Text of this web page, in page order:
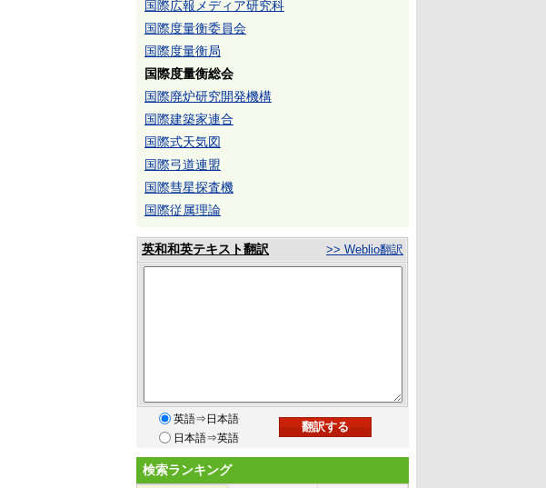
国際広報メディア研究科
国際度量衡委員会
国際度量衡局
国際度量衡総会
国際廃炉研究開発機構
国際建築家連合
国際式天気図
国際弓道連盟
国際彗星探査機
国際従属理論
英和和英テキスト翻訳 >> Weblio翻訳
英語⇒日本語
日本語⇒英語
検索ランキング